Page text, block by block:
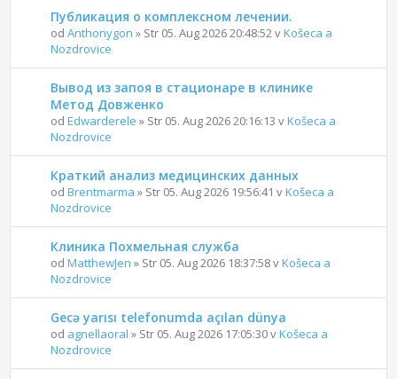
Публикация о комплексном лечении.
odAnthonygon » Str 05. Aug 2026 20:48:52 vKošeca a
Nozdrovice
Вывод из запоя в стационаре в клинике
Метод Довженко
odEdwarderele » Str 05. Aug 2026 20:16:13 vKošeca a
Nozdrovice
Краткий анализ медицинских данных
odBrentmarma » Str 05. Aug 2026 19:56:41 vKošeca a
Nozdrovice
Клиника Похмельная служба
odMatthewJen » Str 05. Aug 2026 18:37:58 vKošeca a
Nozdrovice
Gecə yarısı telefonumda açılan dünya
od agnellaoral » Str 05. Aug 2026 17:05:30 vKošeca a
Nozdrovice